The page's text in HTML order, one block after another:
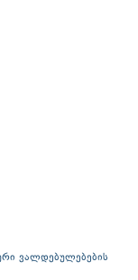
ვალდებულებების